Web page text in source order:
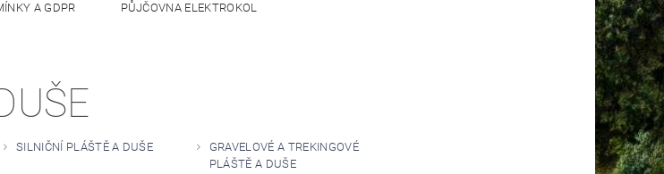
A GDPR PŮJČOVNA ELEKTROKOL
SILNIČNÍ PLÁŠTĚ A DUŠE
GRAVELOVÉ A TREKINGOVÉ
PLÁŠTĚ A DUŠE